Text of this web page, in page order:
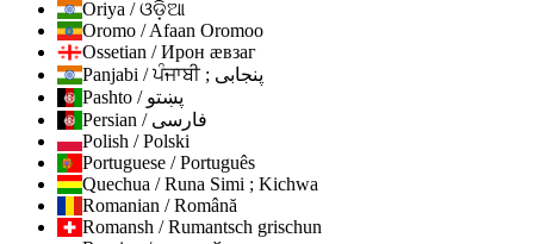
Oriya / ଓଡ଼ିଆ
Oromo / Afaan Oromoo
Ossetian / Ирон ӕвзаг
Panjabi / ਪੰਜਾਬੀ ; پنجابی
Pashto / پښتو
Persian / فارسی
Polish / Polski
Portuguese / Português
Quechua / Runa Simi ; Kichwa
Romanian / Română
Romansh / Rumantsch grischun